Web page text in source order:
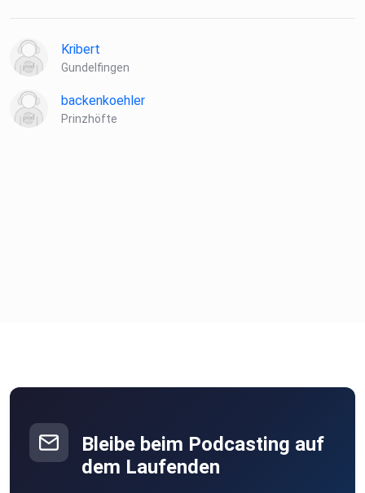
Kribert
Gundelfingen
backenkoehler
Prinzhöfte
Bleibe beim Podcasting auf
dem Laufenden